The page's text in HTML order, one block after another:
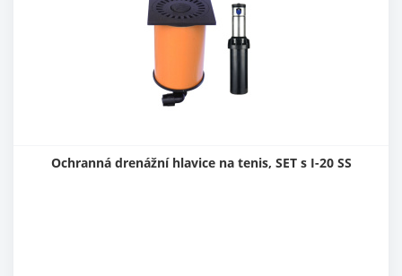
Ochranná drenážní hlavice na tenis, SET s I-20 SS